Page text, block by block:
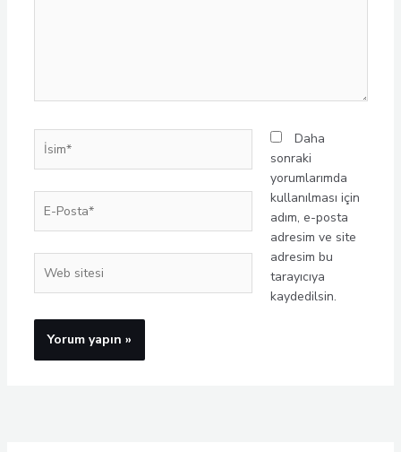
İsim*
Posta*
sitesi
Daha
sonraki
yorumlarımda
kullanılması için
adım, e-posta
adresim ve site
adresim bu
tarayıcıya
kaydedilsin.